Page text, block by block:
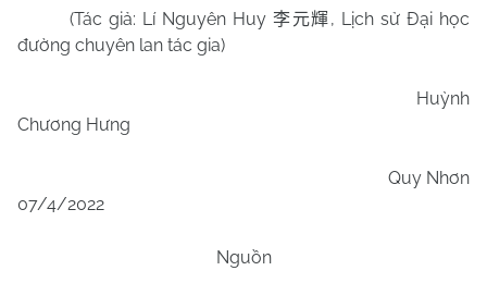
(Tác giả: Lí Nguyên Huy 李元輝, Lịch sử Đại học
đường chuyên lan tác gia)
Huỳnh
Chương Hưng
Quy Nhơn
07/4/2022
Nguồn